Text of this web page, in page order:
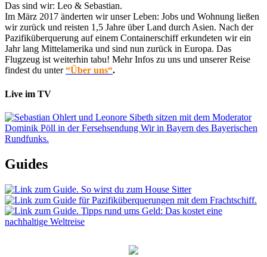
Das sind wir: Leo & Sebastian.
Im März 2017 änderten wir unser Leben: Jobs und Wohnung ließen
wir zurück und reisten 1,5 Jahre über Land durch Asien. Nach der
Pazifiküberquerung auf einem Containerschiff erkundeten wir ein
Jahr lang Mittelamerika und sind nun zurück in Europa. Das
Flugzeug ist weiterhin tabu! Mehr Infos zu uns und unserer Reise
findest du unter“Über uns“.
Live im TV
Guides